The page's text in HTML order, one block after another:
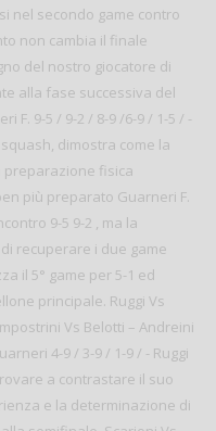
nel secondo game contro
non cambia il finale
del nostro giocatore di
alla fase successiva del
F. 9-5 / 9-2 / 8-9 /6-9 / 1-5 / -
dimostra come la
fisica
più preparato Guarneri F.
9-5 9-2 , ma la
recuperare i due game
il 5° game per 5-1 ed
principale. Ruggi Vs
Vs Belotti – Andreini
4-9 / 3-9 / 1-9 / - Ruggi
a contrastare il suo
e la determinazione di